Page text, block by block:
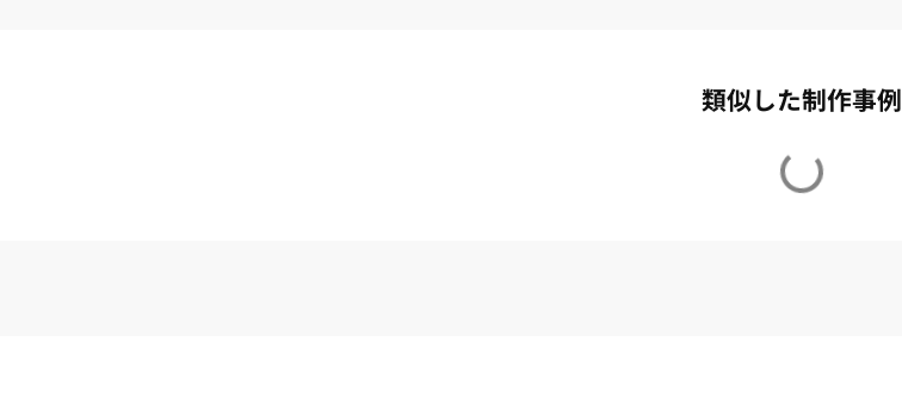
類似した制作事例